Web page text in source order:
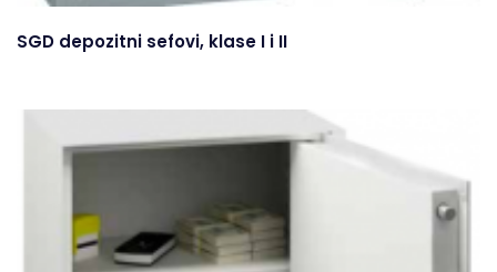
SGD depozitni sefovi, klase I i II